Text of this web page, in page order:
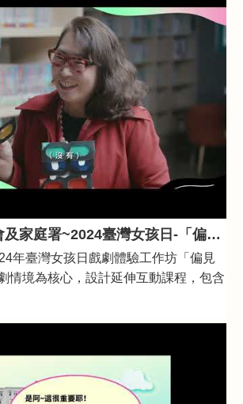
衛生福利部社會及家庭署~2024臺灣女孩日-「偏見眼鏡行」戲劇體驗工作坊教學演出影片
年臺灣女孩日戲劇體驗工作坊「偏見
情境為核心，設計延伸互動課程，包含
引導教材及體驗教具， 引導兒少同理劇
姓名標示-非商業性-禁止改作 3.0 台灣
片章節】 1.角色介紹 00:15-02:24 2.眼
） 02:58-05:12 3.認識偏見（互動）